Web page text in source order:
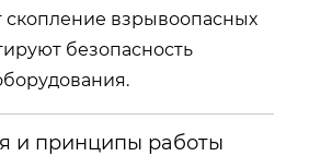
взрывоопасных
безопасность
и принципы работы